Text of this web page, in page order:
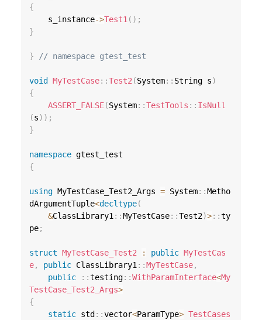
{
    s_instance
->Test1 ( ) ;
}
} // namespace gtest_test
void MyTestCase::Test2 (System:: String s)
{
ASSERT_FALSE(System::TestTools :: IsNull
(s) ) ;
}
namespace
{
using MyTestCase_Test2_Args = System::Metho
dArgumentTuple<decltype(
&ClassLibrary1 ::MyTestCase::Test2)>::ty
pe;
struct MyTestCase_Test2 : public MyTestCas
e, public ClassLibrary1 ::MyTestCase,
public
::testing::WithParamInterface<My
TestCase_Test2_Args>
{
static std ::vector<ParamType> TestCases